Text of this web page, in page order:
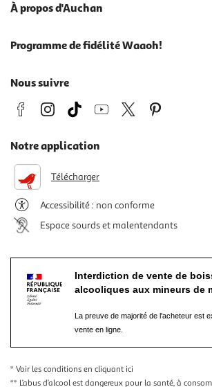
À propos d'Auchan
Programme de fidélité Waaoh!
Nous suivre
Notre application
Télécharger
Accessibilité : non conforme
Espace sourds et malentendants
Interdiction de vente de
alcooliques aux mineurs de
La preuve de majorité de l'acheteur est
vente en ligne.
* Voir les conditions en cliquant ici
** L’abus d’alcool est dangereux pour la santé, à